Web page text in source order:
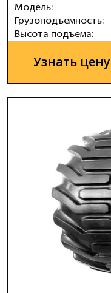
Модель:
Грузоподъемность:
Высота подъема:
Узнать цену